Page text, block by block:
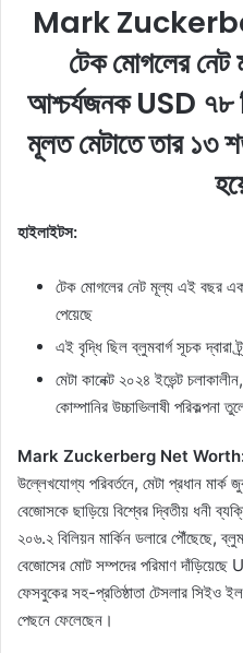
Mark
টেক মোগলের
আশ্চর্যজনক USD ৭৮
মূলত মেটাতে তার ১৩
হাইলাইটস:
টেক মোগলের নেট মূল্য এই বছর
পেয়েছে
এই বৃদ্ধি ছিল ব্লুমবার্গ সূচক দ্বারা
মেটা কানেক্ট ২০২৪ ইভেন্ট
কোম্পানির উচ্চাভিলাষী পরিকল্পনা
Mark Zuckerberg Net
উল্লেখযোগ্য পরিবর্তনে, মেটা প্রধান মার্ক
বেজোসকে ছাড়িয়ে বিশ্বের দ্বিতীয় ধনী
২০৬.২ বিলিয়ন মার্কিন ডলারে পৌঁছেছে,
বেজোসের মোট সম্পদের পরিমাণ
ফেসবুকের সহ-প্রতিষ্ঠাতা টেসলার সিইও
পেছনে ফেলেছেন।